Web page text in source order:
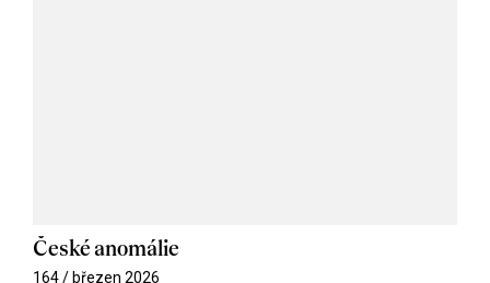
České anomálie
164 / březen 2026